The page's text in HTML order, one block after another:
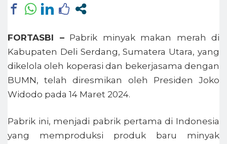
FORTASBI –Pabrik minyak makan merah di
Kabupaten Deli Serdang, Sumatera Utara, yang
dikelola oleh koperasi dan bekerjasama dengan
BUMN, telah diresmikan oleh Presiden Joko
Widodo pada 14 Maret 2024.
Pabrik ini, menjadi pabrik pertama di Indonesia
yang memproduksi produk baru minyak